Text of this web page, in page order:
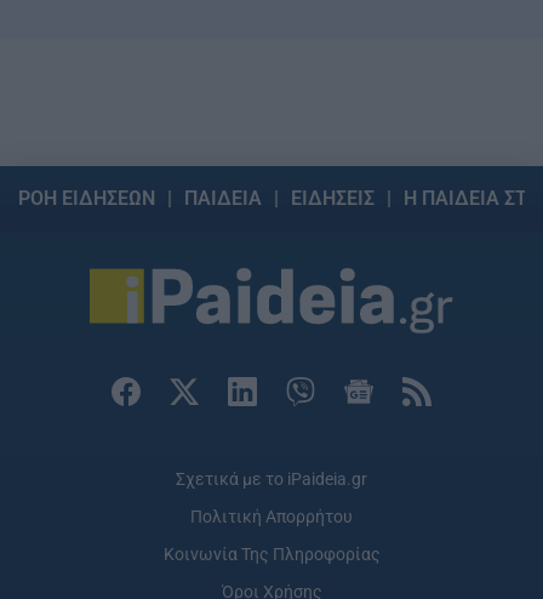
ΡΟΗ ΕΙΔΗΣΕΩΝ ΠΑΙΔΕΙΑ ΕΙΔΗΣΕΙΣ Η ΠΑΙΔΕΙΑ
Σχετικά με το iPaideia.gr
Πολιτική Απορρήτου
Κοινωνία Της Πληροφορίας
Όροι Χρήσης